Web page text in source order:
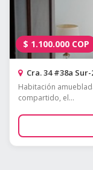
$ 1.100.000 COP
Cra. 34 #38a
Habitación
compartido, el...